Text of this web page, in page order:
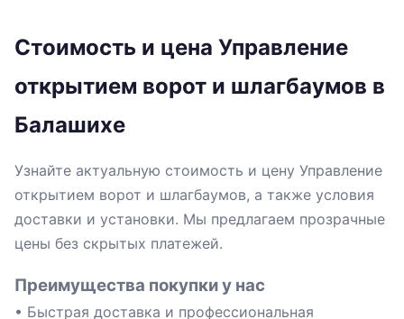
Стоимость и цена Управление
открытием ворот и шлагбаумов в
Балашихе
Узнайте актуальную стоимость и цену Управление
открытием ворот и шлагбаумов, а также условия
доставки и установки. Мы предлагаем прозрачные
цены без скрытых платежей.
Преимущества покупки у нас
• Быстрая доставка и профессиональная